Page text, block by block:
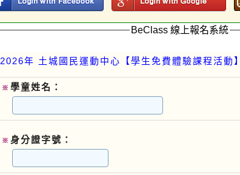
BeClass 線上報名系統
2026年 土城國民運動中心【學生免費體驗課程活動】
※ 學童姓名：
※ 身分證字號：